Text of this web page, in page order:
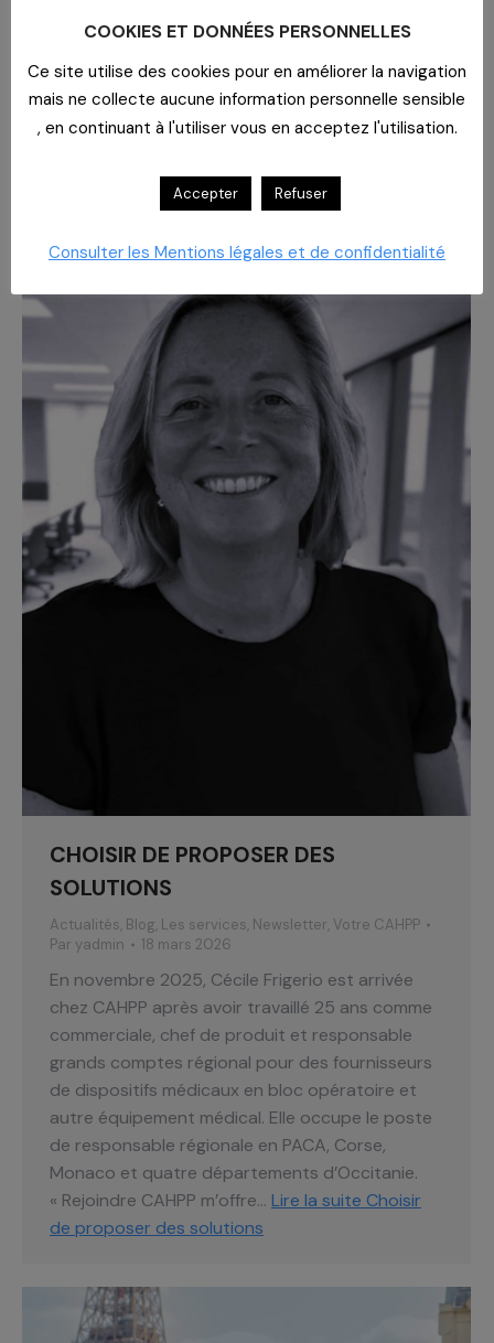
achat dans une démarche volontairement
fournisseurs à collaborer à l’Indice Vert, nous
avons pour objectif d’atteindre…Lire la suite
Ouverture de la plateforme Indice Vert 2026 le
CHOISIR DE PROPOSER DES
SOLUTIONS
Actualités, Blog, Les services, Newsletter, Votre CAHPP
Par yadmin 18 mars 2026
En novembre 2025, Cécile Frigerio est arrivée
chez CAHPP après avoir travaillé 25 ans comme
commerciale, chef de produit et responsable
grands comptes régional pour des fournisseurs
de dispositifs médicaux en bloc opératoire et
autre équipement médical. Elle occupe le poste
de responsable régionale en PACA, Corse,
Monaco et quatre départements d’Occitanie.
« Rejoindre CAHPP m’offre… Lire la suite Choisir
de proposer des solutions
COOKIES ET DONNÉES PERSONNELLES
Ce site utilise des cookies pour en améliorer la navigation
mais ne collecte aucune information personnelle sensible
, en continuant à l'utiliser vous en acceptez l'utilisation.
Accepter Refuser
Consulter les Mentions légales et de confidentialité